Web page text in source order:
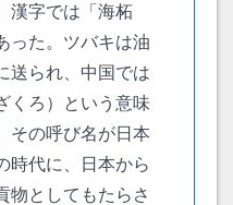
漢字では「海柘
った。ツバキは油
送られ、中国では
くろ）という意味
その呼び名が日本
時代に、日本から
物としてもたらさ